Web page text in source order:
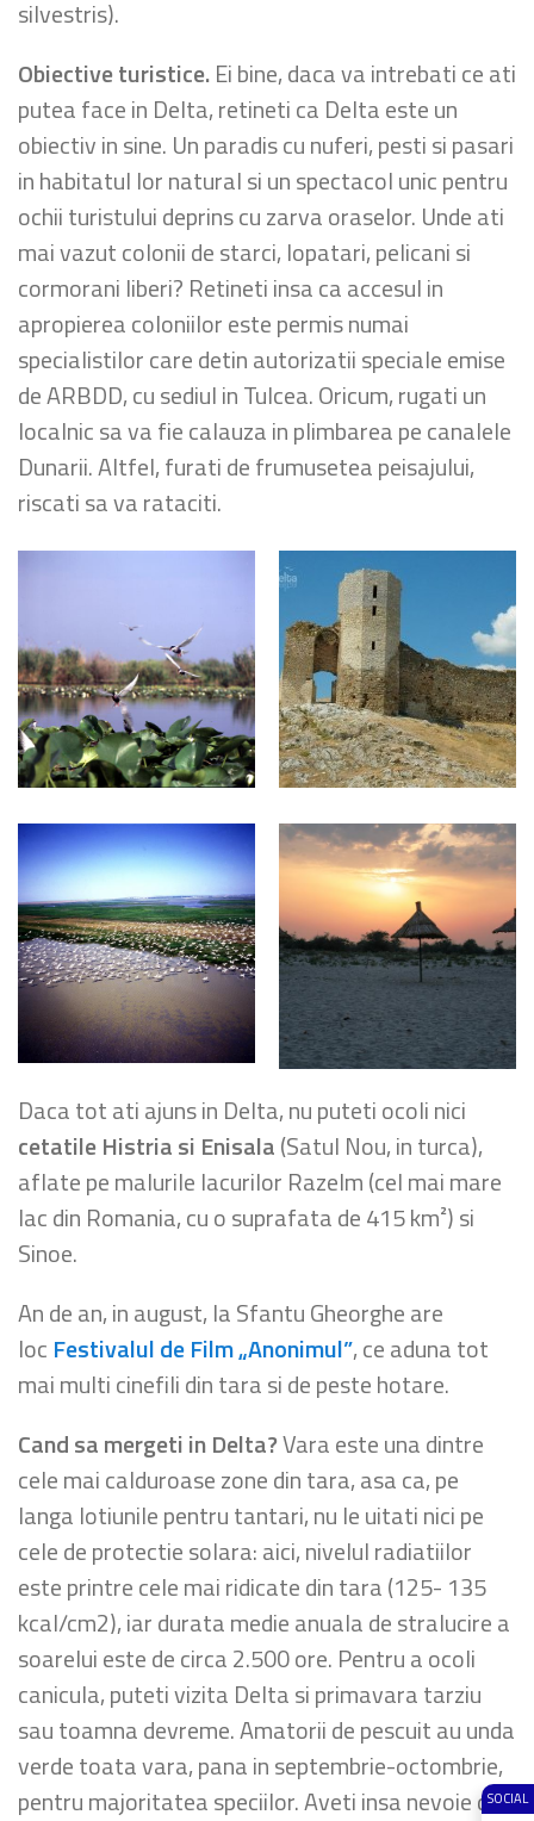
SOCIAL
silvestris).
Obiective turistice.Ei bine, daca va intrebati ce ati
putea face in Delta, retineti ca Delta este un
obiectiv in sine. Un paradis cu nuferi, pesti si pasari
in habitatul lor natural si un spectacol unic pentru
ochii turistului deprins cu zarva oraselor. Unde ati
mai vazut colonii de starci, lopatari, pelicani si
cormorani liberi? Retineti insa ca accesul in
apropierea coloniilor este permis numai
specialistilor care detin autorizatii speciale emise
de ARBDD, cu sediul in Tulcea. Oricum, rugati un
localnic sa va fie calauza in plimbarea pe canalele
Dunarii. Altfel, furati de frumusetea peisajului,
riscati sa va rataciti.
Daca tot ati ajuns in Delta, nu puteti ocoli nici
cetatile Histria si Enisala(Satul Nou, in turca),
aflate pe malurile lacurilor Razelm (cel mai mare
lac din Romania, cu o suprafata de 415 km²) si
Sinoe.
An de an, in august, la Sfantu Gheorghe are
loc Festivalul de Film „Anonimul”, ce aduna tot
mai multi cinefili din tara si de peste hotare.
Cand sa mergeti in Delta?Vara este una dintre
cele mai calduroase zone din tara, asa ca, pe
langa lotiunile pentru tantari, nu le uitati nici pe
cele de protectie solara: aici, nivelul radiatiilor
este printre cele mai ridicate din tara (125- 135
kcal/cm2), iar durata medie anuala de stralucire a
soarelui este de circa 2.500 ore. Pentru a ocoli
canicula, puteti vizita Delta si primavara tarziu
sau toamna devreme. Amatorii de pescuit au unda
verde toata vara, pana in septembrie-octombrie,
pentru majoritatea speciilor. Aveti insa nevoie de